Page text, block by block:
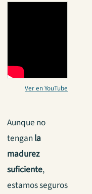
Ver en YouTube
Aunque no
tenganla
madurez
suficiente,
estamos seguros